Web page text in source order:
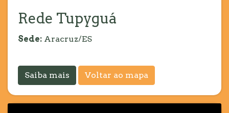
Rede Tupyguá
Sede: Aracruz/ES
Saiba mais Voltar ao mapa